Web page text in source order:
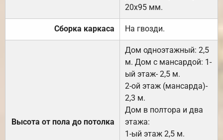
20х95 мм.
Сборка каркаса На гвозди.
Высота от пола до потолка
Дом одноэтажный: 2,5
м. Дом с мансардой: 1-
ый этаж- 2,5 м.
2-ой этаж (мансарда)-
2,3 м.
Дом в полтора и два
этажа:
1-ый этаж 2,5 м.